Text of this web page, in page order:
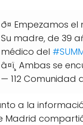
ð¤ Empezamos
Su madre, de 39
médico del
â¤ï¸ Ambas se
— 112 Comunidad
a la
Madrid